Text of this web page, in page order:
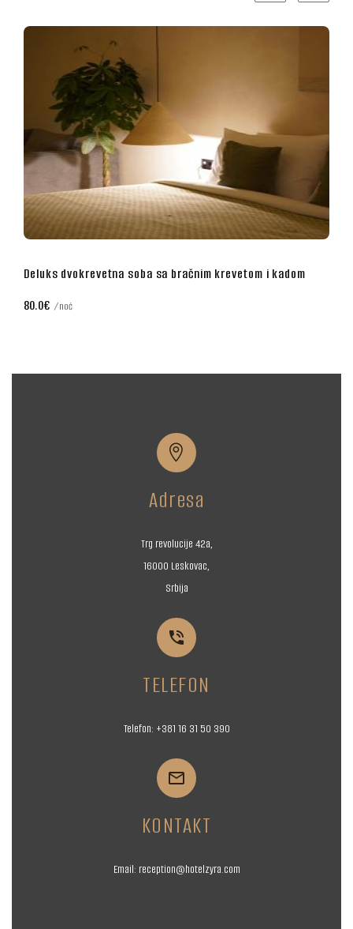
i kadom
Poslovna dvokrevetna soba sa bračnim


Adresa
Trg revolucije 42a,
16000 Leskovac,
Srbija


TELEFON
Telefon: +381 16 31 50 390


KONTAKT
Email: reception@hotelzyra.com